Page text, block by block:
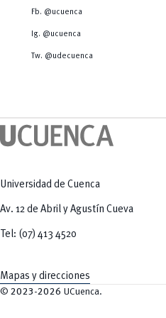
Tecnologías
Radio Universitaria
Sostenibilidad
Fb. @ucuenca
Ig. @ucuenca
Tw. @udecuenca
Universidad de Cuenca
Av. 12 de Abril y Agustín Cueva
Tel: (07) 413 4520
Mapas y direcciones
© 2023-2026 UCuenca.